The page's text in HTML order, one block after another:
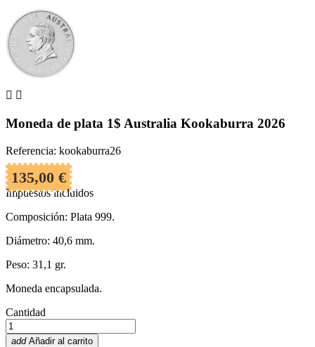
 
Moneda de plata 1$ Australia Kookaburra 2026
Referencia: kookaburra26
135,00 €
Impuestos incluidos
Composición: Plata 999.
Diámetro: 40,6 mm.
Peso: 31,1 gr.
Moneda encapsulada.
Cantidad
add Añadir al carrito